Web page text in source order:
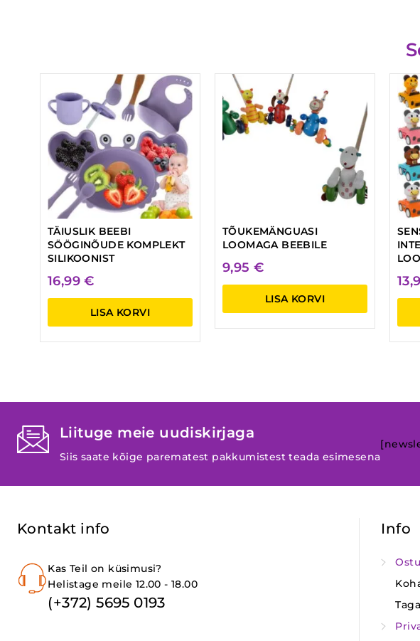
TÄIUSLIK BEEBI
SÖÖGINÕUDE KOMPLEKT
SILIKOONIST
16,99€
LISA KORVI
TÕUKEMÄNGUASI
LOOMAGA BEEBILE
9,95 €
LISA KORVI
Liituge meie uudiskirjaga
Siis saate kõige parematest pakkumistest teada esimesena
Kontakt info
Kas Teil on küsimusi?
Helistage meile 12.00 - 18.00
(+372) 5695 0193
Info